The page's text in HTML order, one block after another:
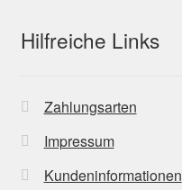
Hilfreiche Links
Zahlungsarten
Impressum
Kundeninformationen